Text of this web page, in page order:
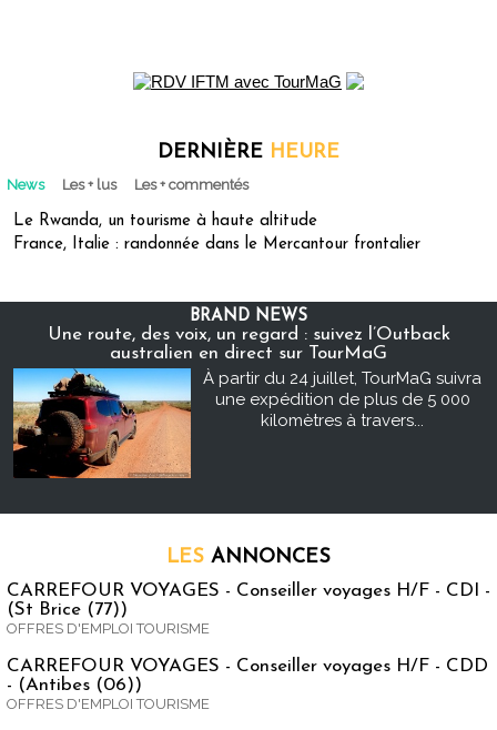
DERNIÈRE HEURE
News Les + lus Les + commentés
Le Rwanda, un tourisme à haute altitude
France, Italie : randonnée dans le Mercantour frontalier
BRAND NEWS
Une route, des voix, un regard : suivez l’Outback
australien en direct sur TourMaG
À partir du 24 juillet, TourMaG suivra
une expédition de plus de 5 000
kilomètres à travers...
LES ANNONCES
CARREFOUR VOYAGES - Conseiller voyages H/F - CDI -
(St Brice (77))
OFFRES D'EMPLOI TOURISME
CARREFOUR VOYAGES - Conseiller voyages H/F - CDD
- (Antibes (06))
OFFRES D'EMPLOI TOURISME